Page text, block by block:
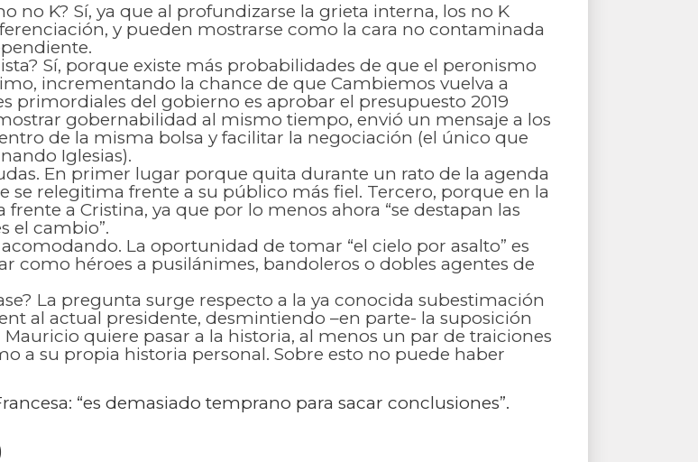
no K? Sí, ya que al profundizarse la grieta interna, los no K
y pueden mostrarse como la cara no contaminada
Sí, porque existe más probabilidades de que el peronismo
incrementando la chance de que Cambiemos vuelva a
primordiales del gobierno es aprobar el presupuesto 2019
gobernabilidad al mismo tiempo, envió un mensaje a los
de la misma bolsa y facilitar la negociación (el único que
Iglesias).
En primer lugar porque quita durante un rato de la agenda
se relegitima frente a su público más fiel. Tercero, porque en la
a Cristina, ya que por lo menos ahora “se destapan las
el cambio”.
La oportunidad de tomar “el cielo por asalto” es
como héroes a pusilánimes, bandoleros o dobles agentes de
La pregunta surge respecto a la ya conocida subestimación
al actual presidente, desmintiendo –en parte- la suposición
Mauricio quiere pasar a la historia, al menos un par de traiciones
a su propia historia personal. Sobre esto no puede haber
“es demasiado temprano para sacar conclusiones”.